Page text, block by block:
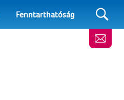
Fenntarthatóság